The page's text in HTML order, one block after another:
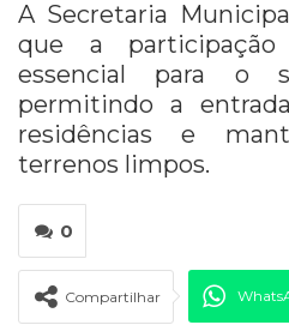
A Secretaria
que a
essencial para o
permitindo a
residências e
terrenos limpos.
0
Compartilhar